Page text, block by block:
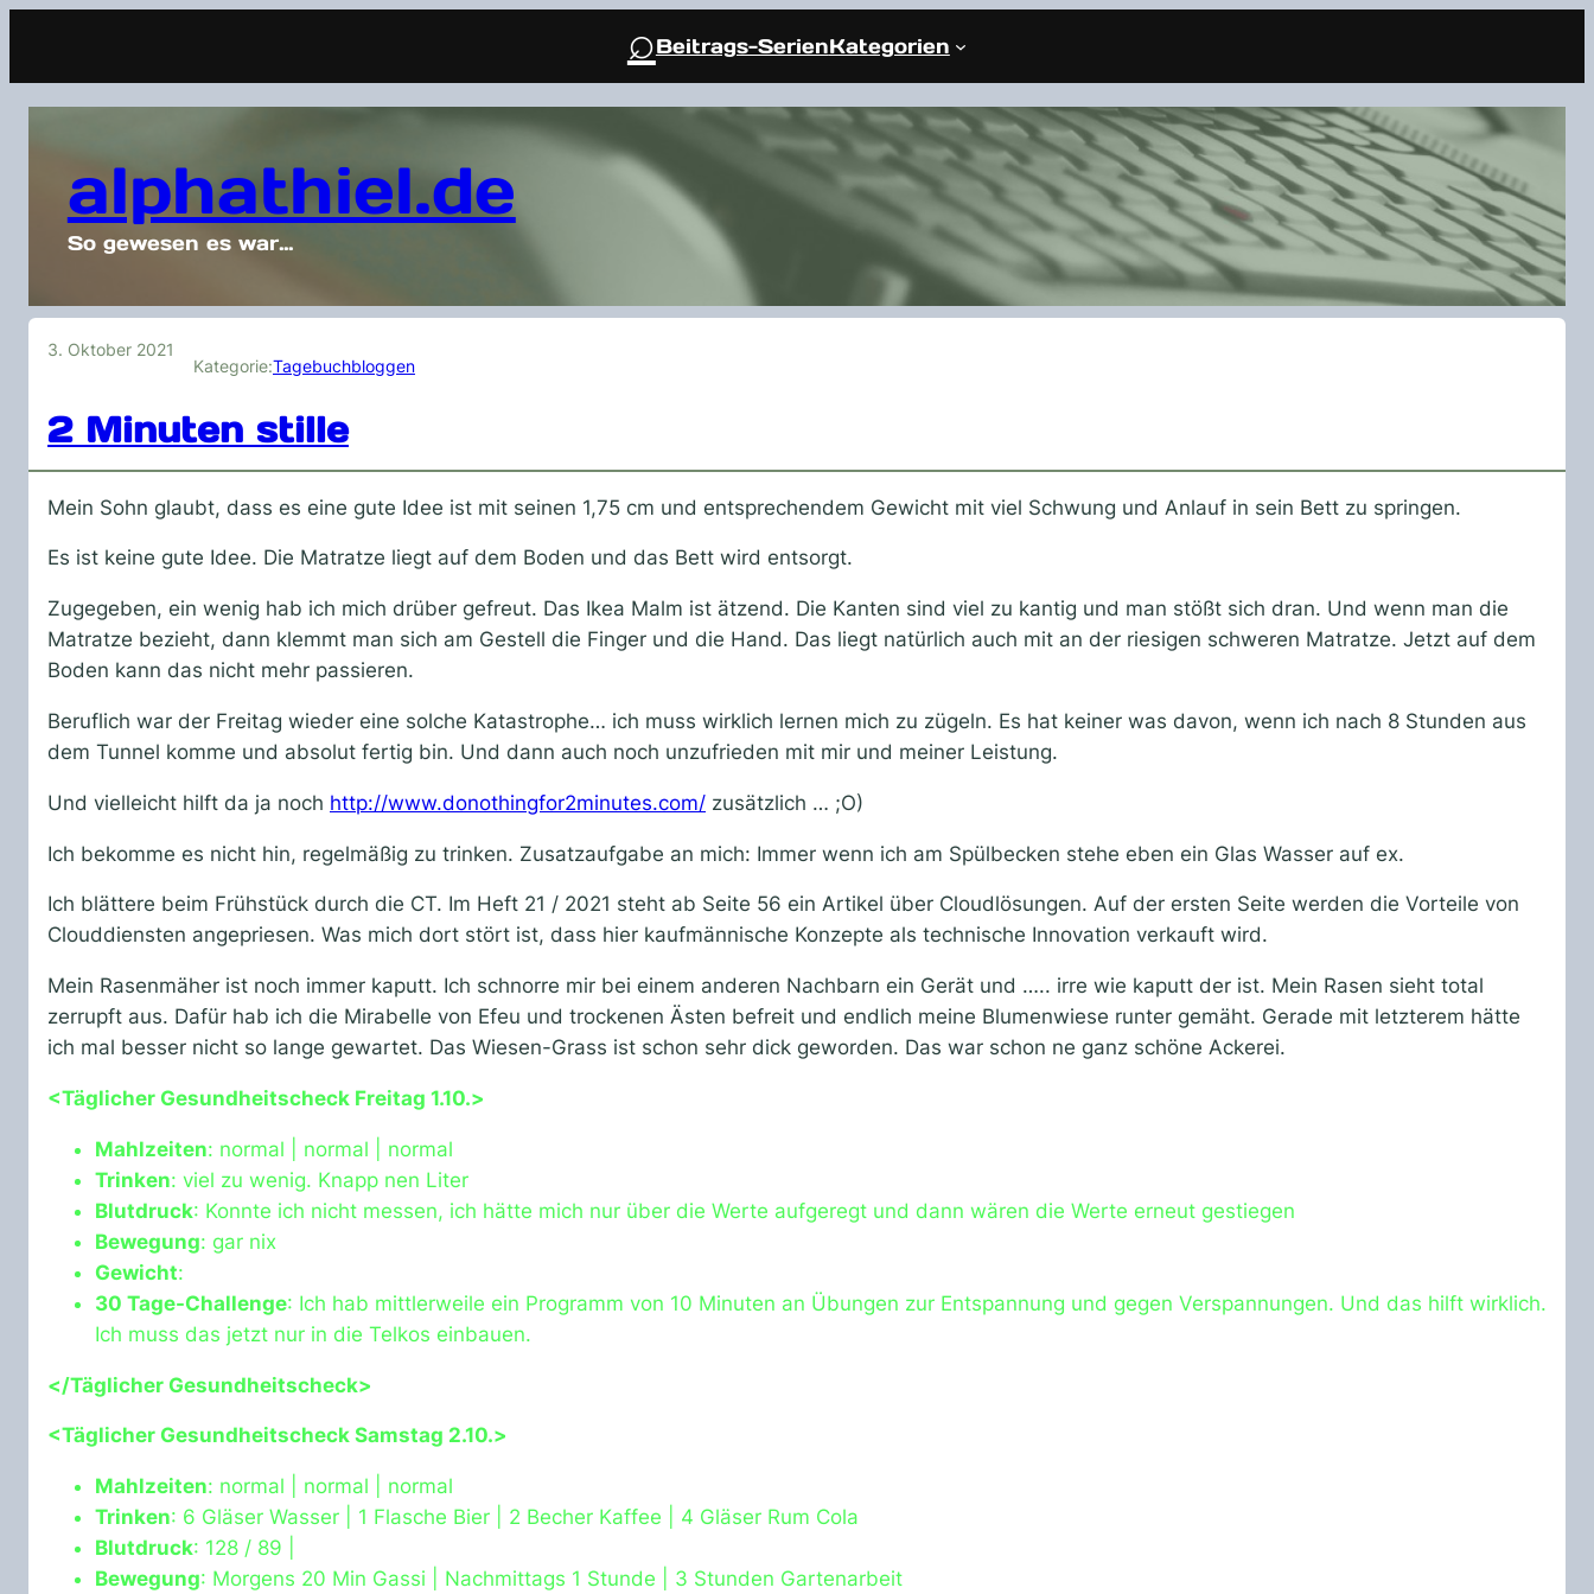
⌕Beitrags-SerienKategorien
alphathiel.de
So gewesen es war…
3. Oktober 2021
Kategorie:Tagebuchbloggen
2 Minuten stille
Mein Sohn glaubt, dass es eine gute Idee ist mit seinen 1,75 cm und entsprechendem Gewicht mit viel Schwung und Anlauf in sein Bett zu springen.
Es ist keine gute Idee. Die Matratze liegt auf dem Boden und das Bett wird entsorgt.
Zugegeben, ein wenig hab ich mich drüber gefreut. Das Ikea Malm ist ätzend. Die Kanten sind viel zu kantig und man stößt sich dran. Und wenn man die
Matratze bezieht, dann klemmt man sich am Gestell die Finger und die Hand. Das liegt natürlich auch mit an der riesigen schweren Matratze. Jetzt auf dem
Boden kann das nicht mehr passieren.
Beruflich war der Freitag wieder eine solche Katastrophe… ich muss wirklich lernen mich zu zügeln. Es hat keiner was davon, wenn ich nach 8 Stunden aus
dem Tunnel komme und absolut fertig bin. Und dann auch noch unzufrieden mit mir und meiner Leistung.
Und vielleicht hilft da ja noch http://www.donothingfor2minutes.com/ zusätzlich … ;O)
Ich bekomme es nicht hin, regelmäßig zu trinken. Zusatzaufgabe an mich: Immer wenn ich am Spülbecken stehe eben ein Glas Wasser auf ex.
Ich blättere beim Frühstück durch die CT. Im Heft 21 / 2021 steht ab Seite 56 ein Artikel über Cloudlösungen. Auf der ersten Seite werden die Vorteile von
Clouddiensten angepriesen. Was mich dort stört ist, dass hier kaufmännische Konzepte als technische Innovation verkauft wird.
Mein Rasenmäher ist noch immer kaputt. Ich schnorre mir bei einem anderen Nachbarn ein Gerät und ….. irre wie kaputt der ist. Mein Rasen sieht total
zerrupft aus. Dafür hab ich die Mirabelle von Efeu und trockenen Ästen befreit und endlich meine Blumenwiese runter gemäht. Gerade mit letzterem hätte
ich mal besser nicht so lange gewartet. Das Wiesen-Grass ist schon sehr dick geworden. Das war schon ne ganz schöne Ackerei.
<Täglicher Gesundheitscheck Freitag 1.10.>
Mahlzeiten: normal | normal | normal
Trinken: viel zu wenig. Knapp nen Liter
Blutdruck: Konnte ich nicht messen, ich hätte mich nur über die Werte aufgeregt und dann wären die Werte erneut gestiegen
Bewegung: gar nix
Gewicht:
30 Tage-Challenge: Ich hab mittlerweile ein Programm von 10 Minuten an Übungen zur Entspannung und gegen Verspannungen. Und das hilft wirklich.
Ich muss das jetzt nur in die Telkos einbauen.
</Täglicher Gesundheitscheck>
<Täglicher Gesundheitscheck Samstag 2.10.>
Mahlzeiten: normal | normal | normal
Trinken: 6 Gläser Wasser | 1 Flasche Bier | 2 Becher Kaffee | 4 Gläser Rum Cola
Blutdruck: 128 / 89 |
Bewegung: Morgens 20 Min Gassi | Nachmittags 1 Stunde | 3 Stunden Gartenarbeit